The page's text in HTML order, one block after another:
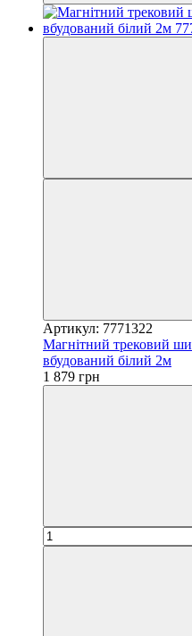
Артикул: 7771322
Магнітний трековий
вбудований білий 2м
1 879 грн